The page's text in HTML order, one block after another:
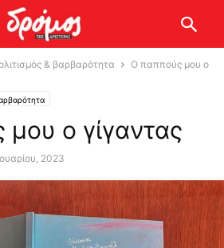
& βαρβαρότητα
Ο παππούς μου ο
ο γίγαντας
2023